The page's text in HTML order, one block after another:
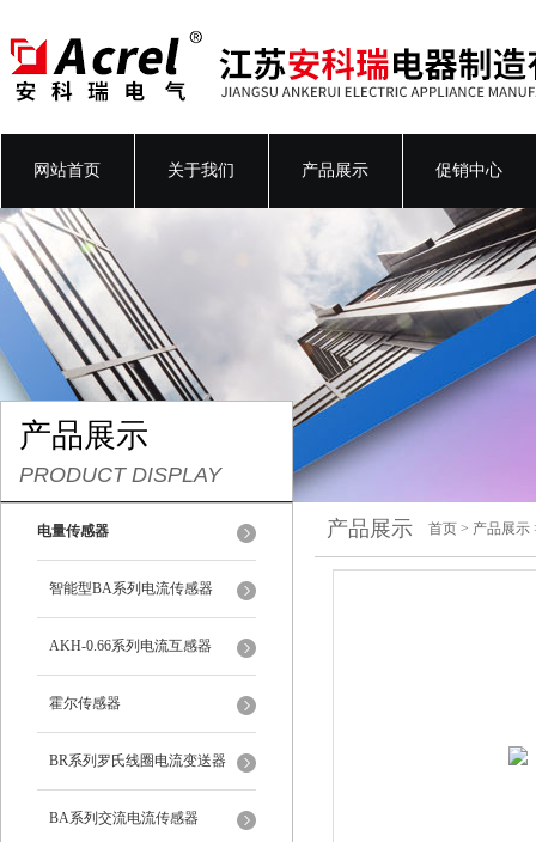
网站首页 关于我们 产品展示 促销中心
产品展示
PRODUCT DISPLAY
电量传感器
智能型BA系列电流传感器
AKH-0.66系列电流互感器
霍尔传感器
BR系列罗氏线圈电流变送器
BA系列交流电流传感器
产品展示 首页 > 产品展示